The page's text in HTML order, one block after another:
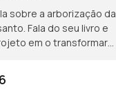
sobre a arborização da
Fala do seu livro e
em o transformar